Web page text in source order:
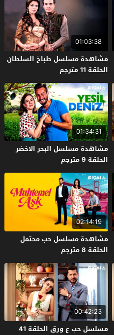
01:03:38
مشاهدة مسلسل طباخ السلطان
الحلقة 11 مترجم
01:34:31
مشاهدة مسلسل البحر الاخضر
الحلقة 9 مترجم
02:14:19
مشاهدة مسلسل حب محتمل
الحلقة 8 مترجم
00:42:23
مسلسل حب ع ورق الحلقة 41